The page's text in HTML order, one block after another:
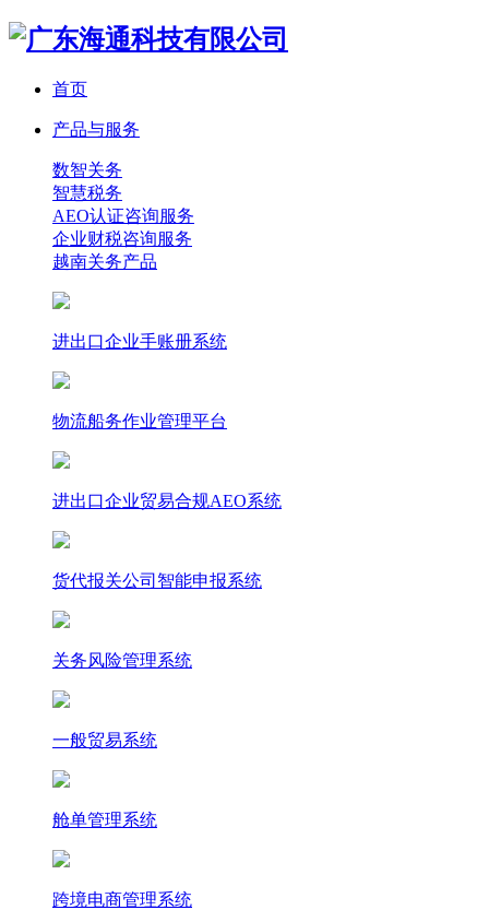
首页
产品与服务
数智关务
智慧税务
AEO认证咨询服务
企业财税咨询服务
越南关务产品
进出口企业手账册系统
物流船务作业管理平台
进出口企业贸易合规AEO系统
货代报关公司智能申报系统
关务风险管理系统
一般贸易系统
舱单管理系统
跨境电商管理系统